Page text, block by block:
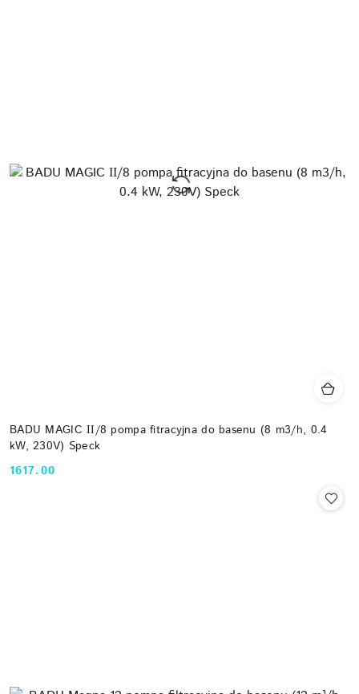
BADU MAGIC ІІ/8 pompa fitracyjna do basenu (8 m3/h, 0.4
kW, 230V) Speck
Cena:
1617.00